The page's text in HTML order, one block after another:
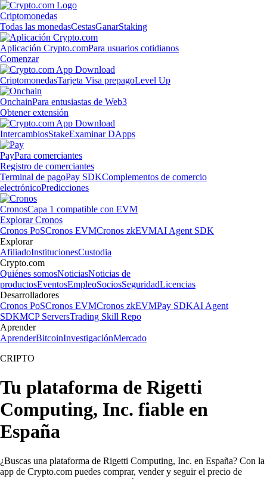
Criptomonedas
Todas las monedasCestasGanarStaking
Aplicación Crypto.comPara usuarios cotidianos
Comenzar
CriptomonedasTarjeta Visa prepagoLevel Up
OnchainPara entusiastas de Web3
Obtener extensión
IntercambiosStakeExaminar DApps
PayPara comerciantes
Registro de comerciantes
Terminal de pagoPay SDKComplementos de comercio
electrónicoPredicciones
CronosCapa 1 compatible con EVM
Explorar Cronos
Cronos PoSCronos EVMCronos zkEVMAI Agent SDK
Explorar
AfiliadoInstitucionesCustodia
Crypto.com
Quiénes somosNoticiasNoticias de
productosEventosEmpleoSociosSeguridadLicencias
Desarrolladores
Cronos PoSCronos EVMCronos zkEVMPay SDKAI Agent
SDKMCP ServersTrading Skill Repo
Aprender
AprenderBitcoinInvestigaciónMercado
CRIPTO
Tu plataforma de Rigetti
Computing, Inc. fiable en
España
¿Buscas una plataforma de Rigetti Computing, Inc. en España? Con la
app de Crypto.com puedes comprar, vender y seguir el precio de